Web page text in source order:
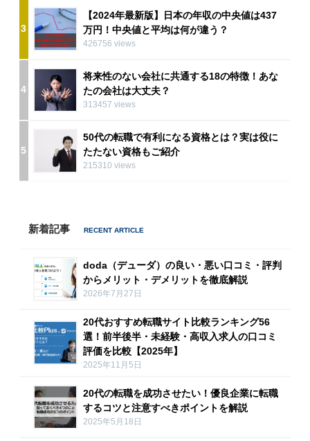
3
【2024年最新版】日本の年収の中央値は437
万円！中央値と平均は何が違う？
426756 views
4
将来性のない会社に共通する18の特徴！あな
たの会社は大丈夫？
313457 views
5
50代の転職で有利になる資格とは？実は役に
たたない資格もご紹介
215310 views
新着記事
doda（デューダ）の良い・悪い口コミ・評判
からメリット・デメリットを徹底解説
2026年7月27日
20代おすすめ転職サイト比較ランキング56
選！前半後半・未経験・高収入求人の口コミ
評価を比較【2025年】
2025年11月5日
20代の転職を成功させたい！優良企業に転職
するコツと注意すべきポイントを解説
2025年5月18日